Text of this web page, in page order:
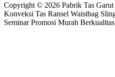
Copyright © 2026 Pabrik Tas
Konveksi Tas Ransel Waistbag
Seminar Promosi Murah Berkualitas